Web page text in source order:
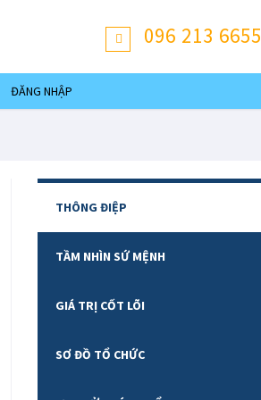
096 213 6655
ĐĂNG NHẬP
THÔNG ĐIỆP
TẦM NHÌN SỨ MỆNH
GIÁ TRỊ CỐT LÕI
SƠ ĐỒ TỔ CHỨC